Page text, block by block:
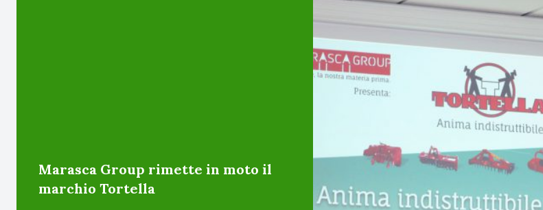
Marasca Group rimette in moto il
marchio Tortella